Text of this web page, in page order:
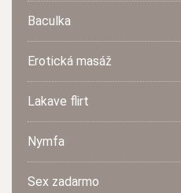
Baculka
Erotická masáž
Lakave flirt
Nymfa
Sex zadarmo